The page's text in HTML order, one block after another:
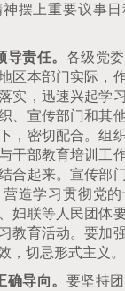
摆上重要议事
导责任。 各级党
区本部门实际，
实，迅速兴起学
、宣传部门和其
，密切配合。组
干部教育培训工
合起来。宣传部
造学习贯彻党
妇联等人民团体
教育活动。要加
，切忌形式主义。
导向。 要坚持